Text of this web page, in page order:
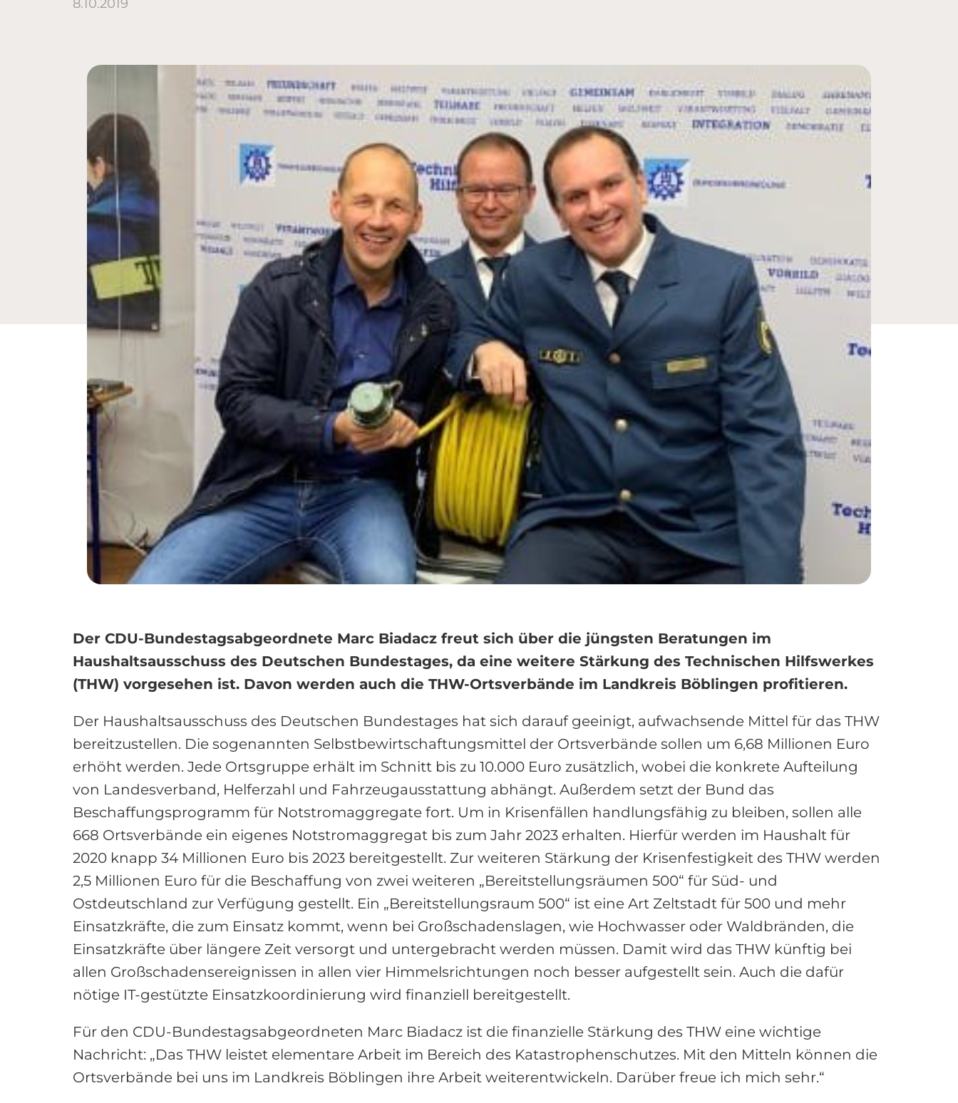
8.10.2019
Der CDU-Bundestagsabgeordnete Marc Biadacz freut sich über die jüngsten Beratungen im
Haushaltsausschuss des Deutschen Bundestages, da eine weitere Stärkung des Technischen Hilfswerkes
(THW) vorgesehen ist. Davon werden auch die THW-Ortsverbände im Landkreis Böblingen profitieren.
Der Haushaltsausschuss des Deutschen Bundestages hat sich darauf geeinigt, aufwachsende Mittel für das THW
bereitzustellen. Die sogenannten Selbstbewirtschaftungsmittel der Ortsverbände sollen um 6,68 Millionen Euro
erhöht werden. Jede Ortsgruppe erhält im Schnitt bis zu 10.000 Euro zusätzlich, wobei die konkrete Aufteilung
von Landesverband, Helferzahl und Fahrzeugausstattung abhängt. Außerdem setzt der Bund das
Beschaffungsprogramm für Notstromaggregate fort. Um in Krisenfällen handlungsfähig zu bleiben, sollen alle
668 Ortsverbände ein eigenes Notstromaggregat bis zum Jahr 2023 erhalten. Hierfür werden im Haushalt für
2020 knapp 34 Millionen Euro bis 2023 bereitgestellt. Zur weiteren Stärkung der Krisenfestigkeit des THW werden
2,5 Millionen Euro für die Beschaffung von zwei weiteren „Bereitstellungsräumen 500“ für Süd- und
Ostdeutschland zur Verfügung gestellt. Ein „Bereitstellungsraum 500“ ist eine Art Zeltstadt für 500 und mehr
Einsatzkräfte, die zum Einsatz kommt, wenn bei Großschadenslagen, wie Hochwasser oder Waldbränden, die
Einsatzkräfte über längere Zeit versorgt und untergebracht werden müssen. Damit wird das THW künftig bei
allen Großschadensereignissen in allen vier Himmelsrichtungen noch besser aufgestellt sein. Auch die dafür
nötige IT-gestützte Einsatzkoordinierung wird finanziell bereitgestellt.
Für den CDU-Bundestagsabgeordneten Marc Biadacz ist die finanzielle Stärkung des THW eine wichtige
Nachricht: „Das THW leistet elementare Arbeit im Bereich des Katastrophenschutzes. Mit den Mitteln können die
Ortsverbände bei uns im Landkreis Böblingen ihre Arbeit weiterentwickeln. Darüber freue ich mich sehr.“